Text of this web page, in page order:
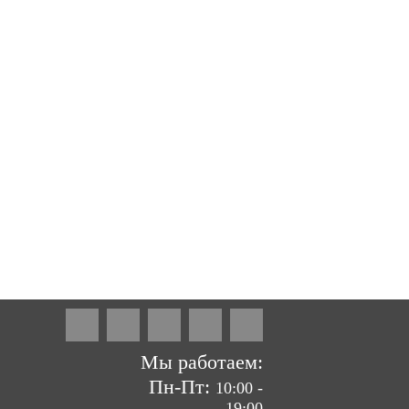
Мы работаем:
Пн-Пт: 10:00 -
сайтов by «ВзлЁт»